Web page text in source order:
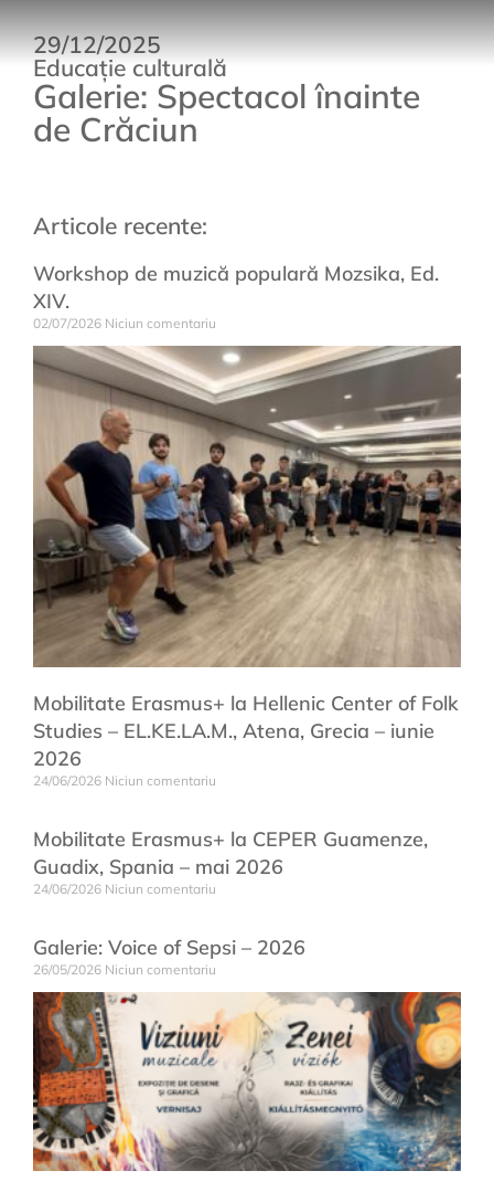
29/12/2025
Educație culturală
Galerie: Spectacol înainte
de Crăciun
Articole recente:
Workshop de muzică populară Mozsika, Ed.
XIV.
02/07/2026 Niciun comentariu
Mobilitate Erasmus+ la Hellenic Center of Folk
Studies – EL.KE.LA.M., Atena, Grecia – iunie
2026
24/06/2026 Niciun comentariu
Mobilitate Erasmus+ la CEPER Guamenze,
Guadix, Spania – mai 2026
24/06/2026 Niciun comentariu
Galerie: Voice of Sepsi – 2026
26/05/2026 Niciun comentariu